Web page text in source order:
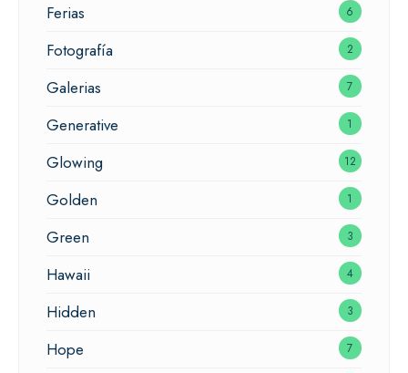
Ferias 6
Fotografía 2
Galerias 7
Generative 1
Glowing 12
Golden 1
Green 3
Hawaii 4
Hidden 3
Hope 7